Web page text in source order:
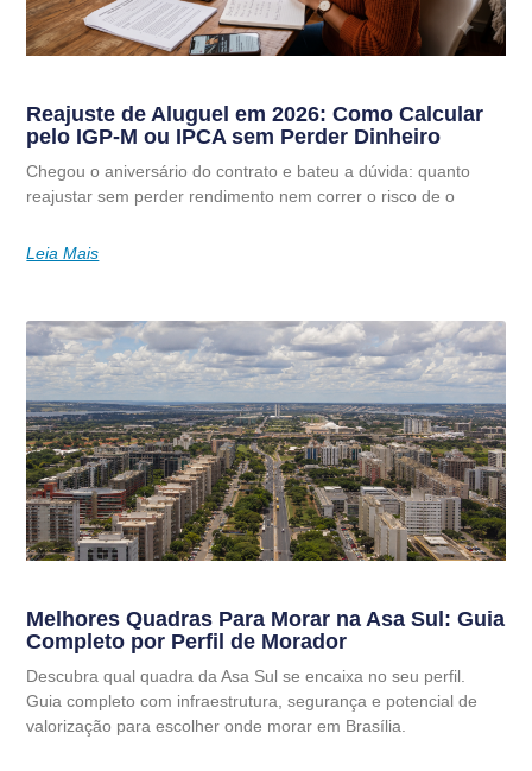
Reajuste de Aluguel em 2026: Como Calcular
pelo IGP-M ou IPCA sem Perder Dinheiro
Chegou o aniversário do contrato e bateu a dúvida: quanto
reajustar sem perder rendimento nem correr o risco de o
Leia Mais
Melhores Quadras Para Morar na Asa Sul: Guia
Completo por Perfil de Morador
Descubra qual quadra da Asa Sul se encaixa no seu perfil.
Guia completo com infraestrutura, segurança e potencial de
valorização para escolher onde morar em Brasília.